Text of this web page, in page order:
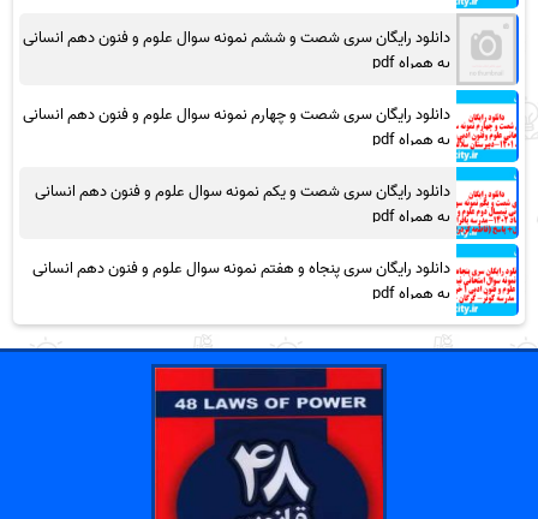
دانلود رایگان سری شصت و ششم نمونه سوال علوم و فنون دهم انسانی
به همراه pdf
دانلود رایگان سری شصت و چهارم نمونه سوال علوم و فنون دهم انسانی
به همراه pdf
دانلود رایگان سری شصت و یکم نمونه سوال علوم و فنون دهم انسانی
به همراه pdf
دانلود رایگان سری پنجاه و هفتم نمونه سوال علوم و فنون دهم انسانی
به همراه pdf